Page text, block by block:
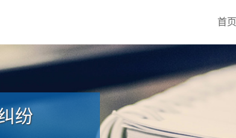
首页
纷